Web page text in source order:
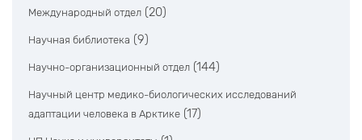
Международный отдел (20)
Научная библиотека (9)
Научно-организационный отдел (144)
Научный центр медико-биологических исследований
адаптации человека в Арктике (17)